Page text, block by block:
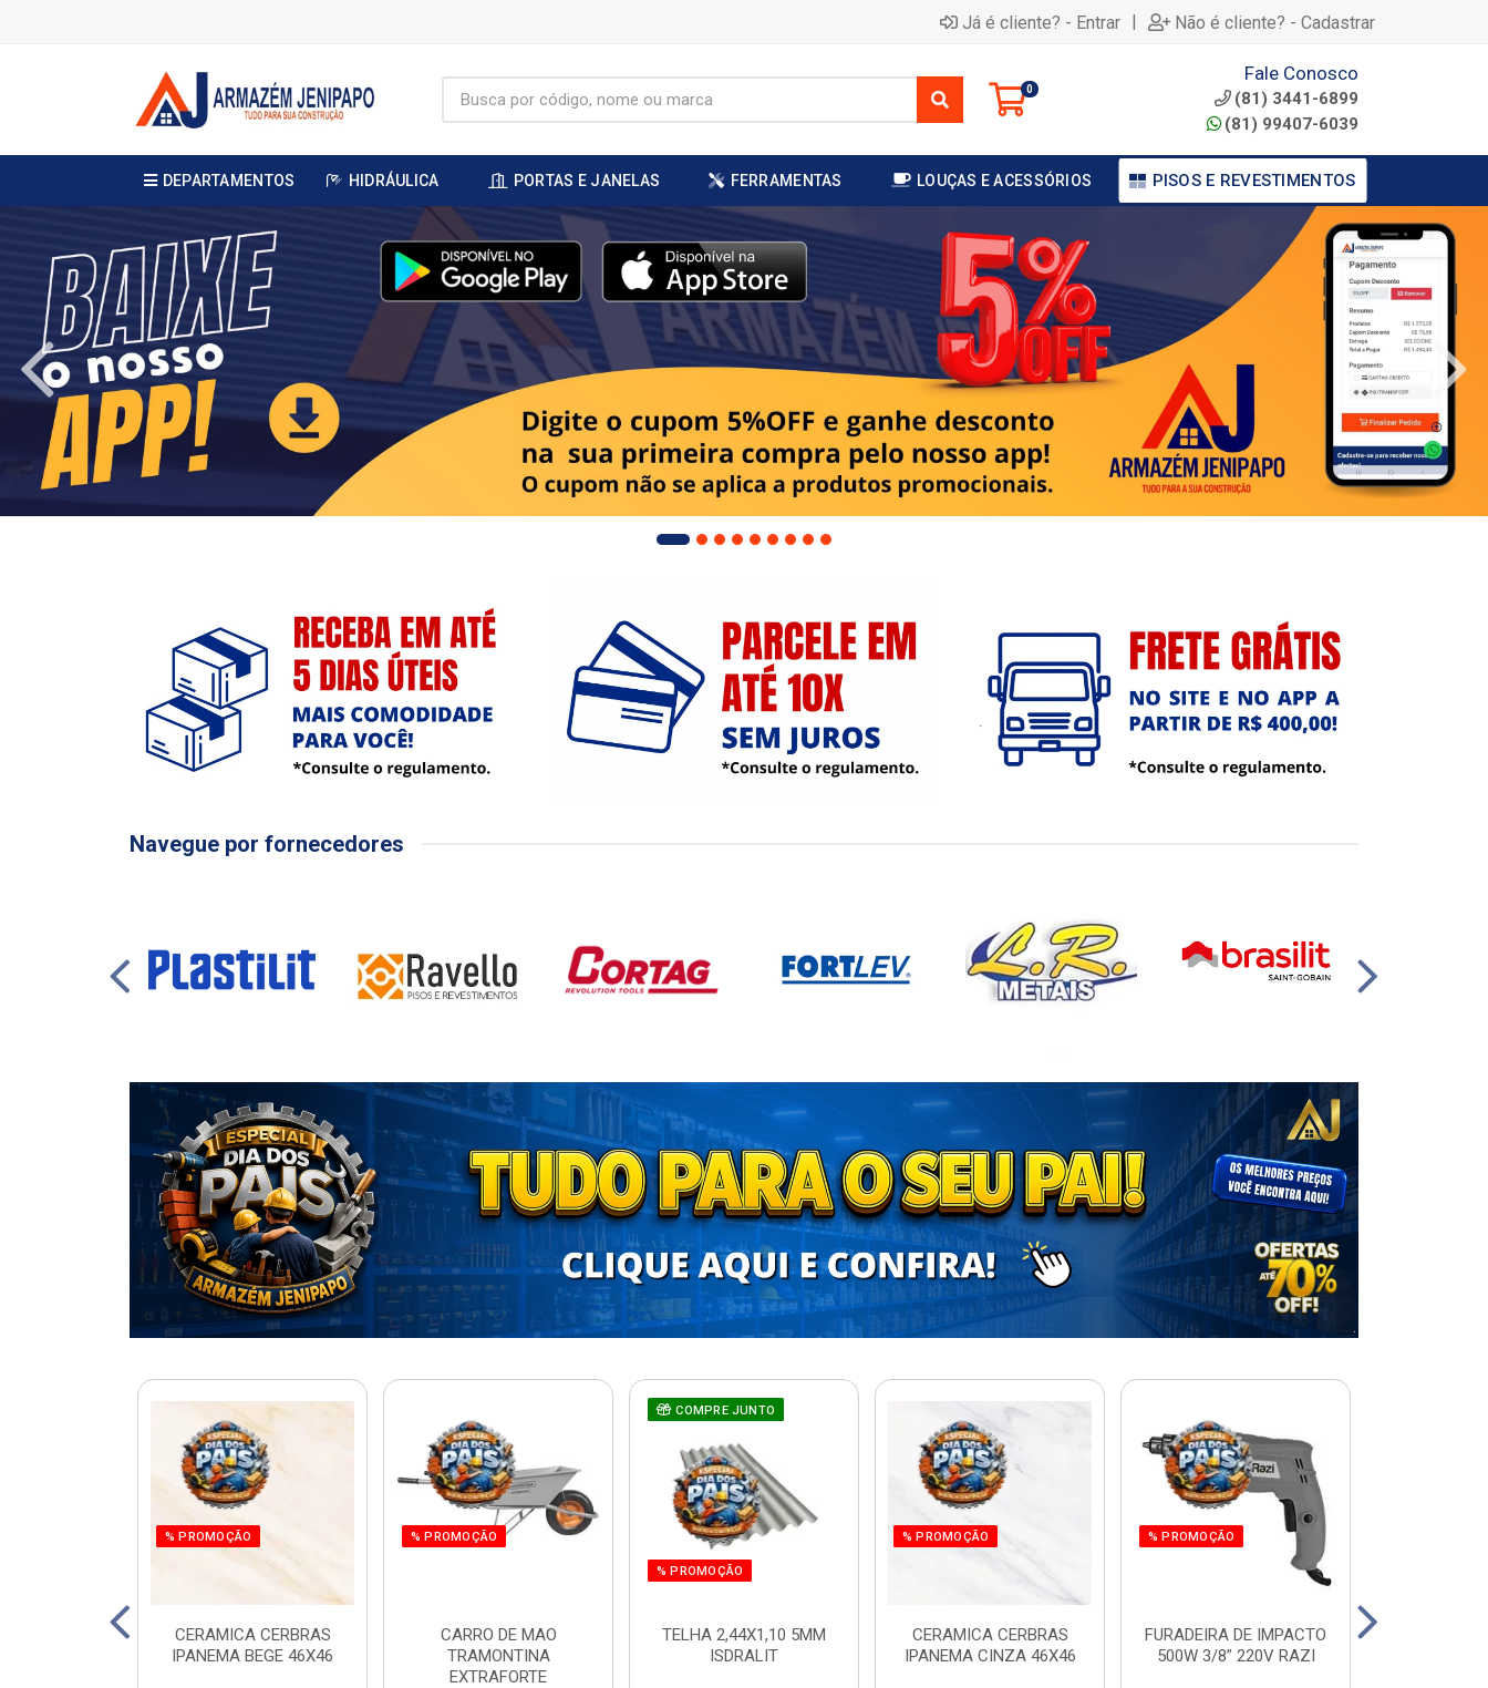
Já é cliente? - Entrar | Não é cliente? - Cadastrar
0
Fale Conosco
(81) 3441-6899
(81) 99407-6039
DEPARTAMENTOS HIDRÁULICA PORTAS E JANELAS FERRAMENTAS LOUÇAS E ACESSÓRIOS PISOS E REVESTIMENTOS
Navegue por fornecedores
% PROMOÇÃO
CERAMICA CERBRAS
IPANEMA BEGE 46X46
% PROMOÇÃO
CARRO DE MAO
TRAMONTINA
EXTRAFORTE
COMPRE JUNTO
% PROMOÇÃO
TELHA 2,44X1,10 5MM
ISDRALIT
% PROMOÇÃO
CERAMICA CERBRAS
IPANEMA CINZA 46X46
% PROMOÇÃO
FURADEIRA DE IMPACTO
500W 3/8” 220V RAZI